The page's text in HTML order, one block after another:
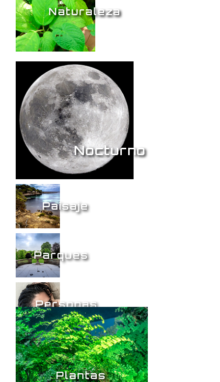
Naturaleza
Nocturno
Paisaje
Parques
Personas
Plantas